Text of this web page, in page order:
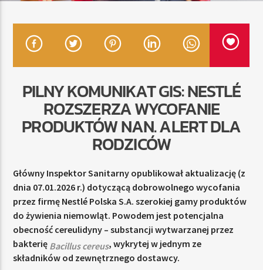
TERAZ
RADIO STREFA MUZY
PILNY KOMUNIKAT GIS: NESTLÉ
ROZSZERZA WYCOFANIE
PRODUKTÓW NAN. ALERT DLA
RODZICÓW
Główny Inspektor Sanitarny opublikował aktualizację (z
dnia 07.01.2026 r.) dotyczącą dobrowolnego wycofania
przez firmę Nestlé Polska S.A. szerokiej gamy produktów
do żywienia niemowląt. Powodem jest potencjalna
obecność cereulidyny – substancji wytwarzanej przez
bakterię Bacillus cereus, wykrytej w jednym ze
składników od zewnętrznego dostawcy.